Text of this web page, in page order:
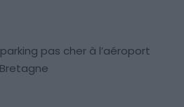
pas cher à l’aéroport